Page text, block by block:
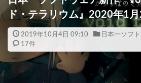
ド・テラリウム』2020年1
2019年10月4日 09:10 日本一ソフ
17件